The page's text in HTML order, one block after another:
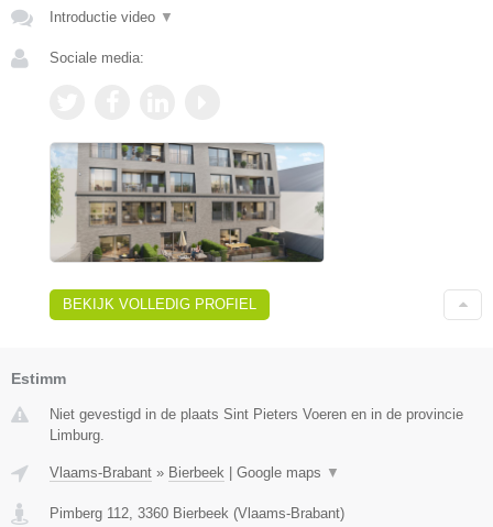
Introductie video ▼
Sociale media:
BEKIJK VOLLEDIG PROFIEL
Estimm
Niet gevestigd in de plaats Sint Pieters Voeren en in de provincie
Limburg.
Vlaams-Brabant » Bierbeek Google maps ▼
Pimberg 112 3360 Bierbeek (Vlaams-Brabant)